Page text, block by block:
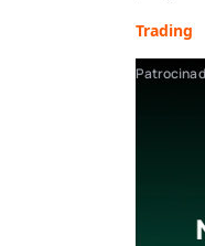
Trading